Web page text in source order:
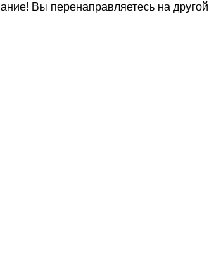
Вы перенаправляетесь на